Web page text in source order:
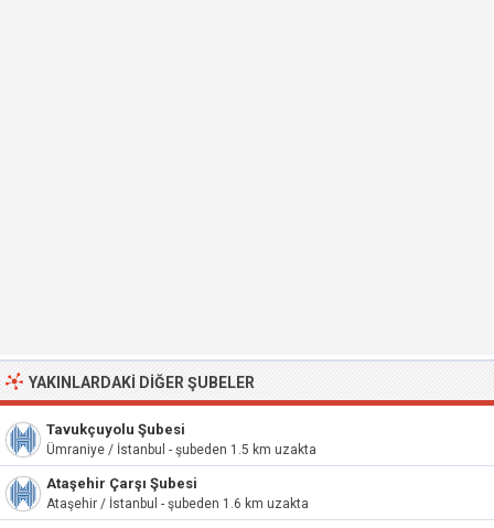
YAKINLARDAKI DIĞER ŞUBELER
Tavukçuyolu Şubesi
Ümraniye / İstanbul - şubeden 1.5 km uzakta
Ataşehir Çarşı Şubesi
Ataşehir / İstanbul - şubeden 1.6 km uzakta